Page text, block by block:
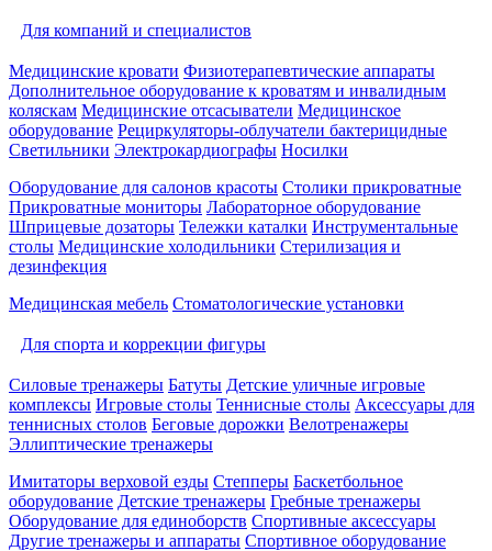
Для компаний и специалистов
Медицинские кровати Физиотерапевтические аппараты
Дополнительное оборудование к кроватям и инвалидным
коляскам Медицинские отсасыватели Медицинское
оборудование Рециркуляторы-облучатели бактерицидные
Светильники Электрокардиографы Носилки
Оборудование для салонов красоты Столики прикроватные
Прикроватные мониторы Лабораторное оборудование
Шприцевые дозаторы Тележки каталки Инструментальные
столы Медицинские холодильники Стерилизация и
дезинфекция
Медицинская мебель Стоматологические установки
Для спорта и коррекции фигуры
Силовые тренажеры Батуты Детские уличные игровые
комплексы Игровые столы Теннисные столы Аксессуары для
теннисных столов Беговые дорожки Велотренажеры
Эллиптические тренажеры
Имитаторы верховой езды Степперы Баскетбольное
оборудование Детские тренажеры Гребные тренажеры
Оборудование для единоборств Спортивные аксессуары
Другие тренажеры и аппараты Спортивное оборудование